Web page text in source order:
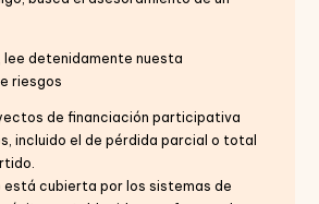
lee detenidamente nuesta
riesgos
de financiación participativa
incluido el de pérdida parcial o total
está cubierta por los sistemas de